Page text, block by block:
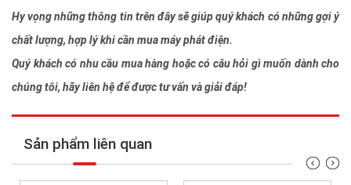
Hy vọng những thông tin trên đây sẽ giúp quý khách có những gợi ý
chất lượng, hợp lý khi cần mua máy phát điện.
Quý khách có nhu cầu mua hàng hoặc có câu hỏi gì muốn dành cho
chúng tôi, hãy liên hệ để được tư vấn và giải đáp!
Sản phẩm liên quan